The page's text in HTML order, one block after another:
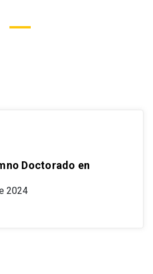
Doctorado en
2024